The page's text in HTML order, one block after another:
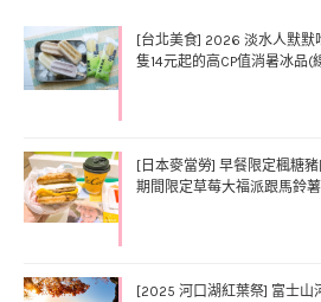
[台北美食] 2026 淡水人默默
隻14元起的高CP值消暑冰品(
[日本麥當勞] 早餐限定楓糖
期間限定草莓大福派跟馬鈴
[2025 河口湖紅葉祭] 富士山